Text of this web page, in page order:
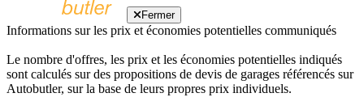
Fermer
Informations sur les prix et économies potentielles communiqués
Le nombre d'offres, les prix et les économies potentielles indiqués
sont calculés sur des propositions de devis de garages référencés sur
Autobutler, sur la base de leurs propres prix individuels.